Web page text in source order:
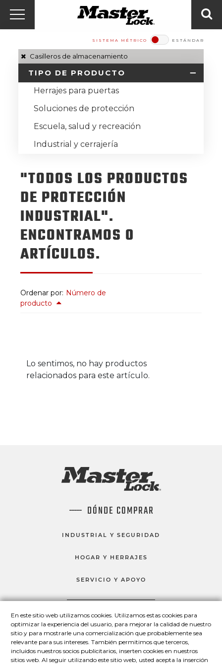
En este sitio web utilizamos cookies. Utilizamos estas cookies para
optimizar la experiencia del usuario, para mejorar la calidad de nuestro
sitio y para mostrarle una comercialización que probablemente sea
relevante para sus intereses. También permitimos que terceros,
incluidos nuestros socios publicitarios, inserten cookies en nuestros
sitios web. Al seguir utilizando este sitio web, usted acepta la inserción
Ir al contenido
SISTEMA MÉTRICO ESTÁNDAR​​​​​​​
Casilleros de almacenamiento
TIPO DE PRODUCTO
Herrajes para puertas
Soluciones de protección
Escuela, salud y recreación
Industrial y cerrajería
"TODOS LOS PRODUCTOS
DE PROTECCIÓN
INDUSTRIAL".
ENCONTRAMOS 0
ARTÍCULOS.
Ordenar por: Número de
producto
Lo sentimos, no hay productos
relacionados para este artículo.
DÓNDE COMPRAR
INDUSTRIAL Y SEGURIDAD
HOGAR Y HERRAJES
SERVICIO Y APOYO
Master Lock en Facebook
Master Lock en LinkedIn
Master Lock en Twitter
Master Lock en